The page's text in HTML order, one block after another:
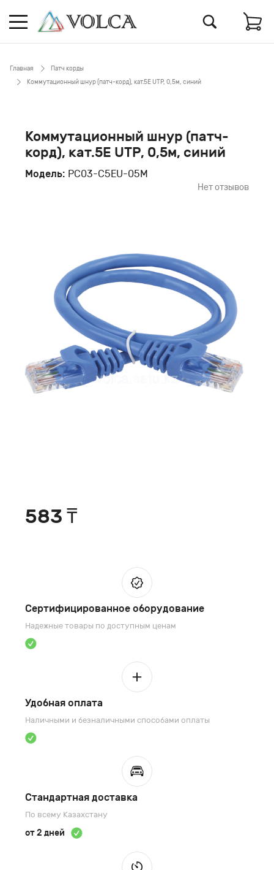
Главная
Патч корды
Коммутационный шнур (патч-корд), кат.5Е UTP, 0,5м, синий
Коммутационный шнур (патч-
корд), кат.5Е UTP, 0,5м, синий
Модель: PC03-C5EU-05M
Нет отзывов
583 ₸
Сертифицированное оборудование
Надежные товары по доступным ценам
Удобная оплата
Наличными и безналичными способами оплаты
Стандартная доставка
По всему Казахстану
от 2 дней